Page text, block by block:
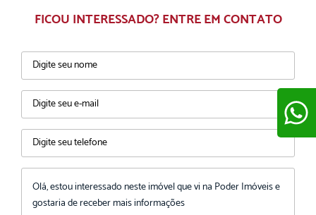
FICOU INTERESSADO? ENTRE EM CONTATO
ENVIAR